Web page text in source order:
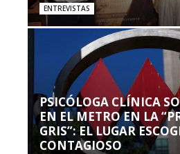
ENTREVISTAS
PSICÓLOGA CLÍNICA
EN EL METRO EN LA
GRIS”: EL LUGAR
CONTAGIOSO